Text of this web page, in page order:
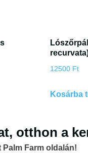
12500 Ft
Kosárba
otthon a
Farm oldalán!